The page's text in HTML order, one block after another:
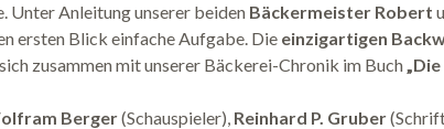
Unter Anleitung unserer beiden Bäckermeister Robert
ersten Blick einfache Aufgabe. Die einzigartigen
sich zusammen mit unserer Bäckerei-Chronik im Buch
Berger(Schauspieler),Reinhard P. Gruber